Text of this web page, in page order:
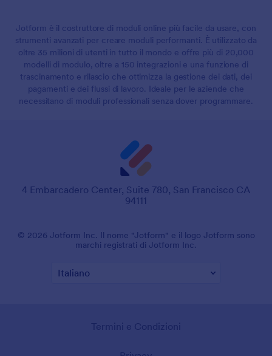
Jotform è il costruttore di moduli online più facile da usare, con
strumenti avanzati per creare moduli performanti. È utilizzato da
oltre 35 milioni di utenti in tutto il mondo e offre più di 20,000
modelli di modulo, oltre a 150 integrazioni e una funzione di
trascinamento e rilascio che ottimizza la gestione dei dati, dei
pagamenti e dei flussi di lavoro. Ideale per le aziende che
necessitano di moduli professionali senza dover programmare.
4 Embarcadero Center, Suite 780, San Francisco CA
94111
© 2026 Jotform Inc. Il nome "Jotform" e il logo Jotform sono
marchi registrati di Jotform Inc.
Termini e Condizioni